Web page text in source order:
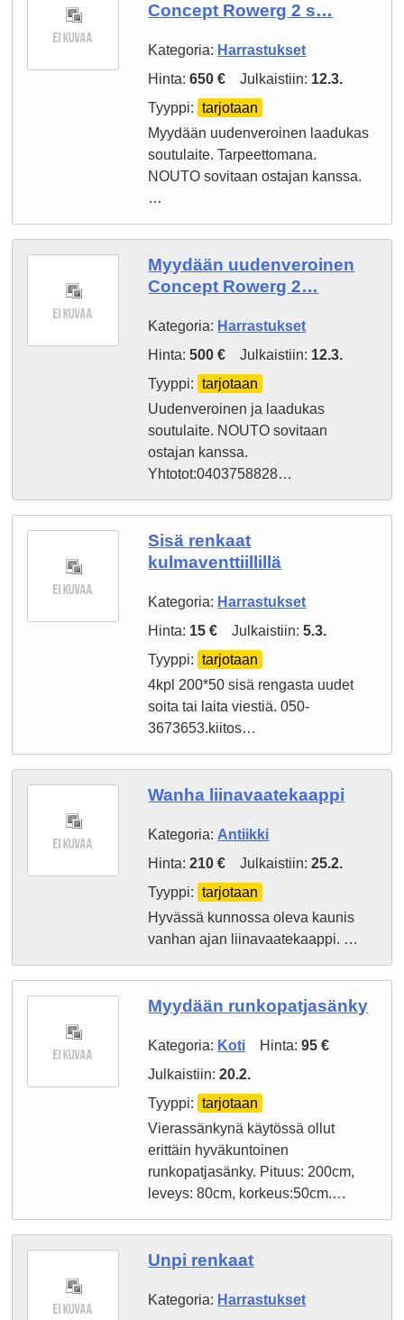
Concept Rowerg 2 s…
Kategoria: Harrastukset
Hinta:650 € Julkaistiin: 12.3.
Tyyppi:
tarjotaan
Myydään uudenveroinen laadukas
soutulaite. Tarpeettomana.
NOUTO sovitaan ostajan kanssa.
…
Myydään uudenveroinen
Concept Rowerg 2…
Kategoria: Harrastukset
Hinta:500 € Julkaistiin: 12.3.
Tyyppi:
tarjotaan
Uudenveroinen ja laadukas
soutulaite. NOUTO sovitaan
ostajan kanssa.
Yhtotot:0403758828…
Sisä renkaat
kulmaventtiillillä
Kategoria: Harrastukset
Hinta: 15 € Julkaistiin:5.3.
Tyyppi:
tarjotaan
4kpl 200*50 sisä rengasta uudet
soita tai laita viestiä. 050-
3673653.kiitos…
Wanha liinavaatekaappi
Kategoria: Antiikki
Hinta:210 € Julkaistiin:25.2.
Tyyppi:
tarjotaan
Hyvässä kunnossa oleva kaunis
vanhan ajan liinavaatekaappi. …
Myydään runkopatjasänky
Kategoria: Koti Hinta:95 €
Julkaistiin:20.2.
Tyyppi:
tarjotaan
Vierassänkynä käytössä ollut
erittäin hyväkuntoinen
runkopatjasänky. Pituus: 200cm,
leveys: 80cm, korkeus:50cm.…
Unpi renkaat
Kategoria: Harrastukset